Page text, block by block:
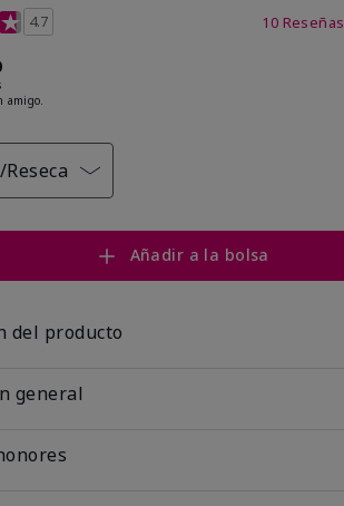
clientes de 5 de 5
4.7 10 Reseñas
amigo.
Añadir a la bolsa
del producto
general